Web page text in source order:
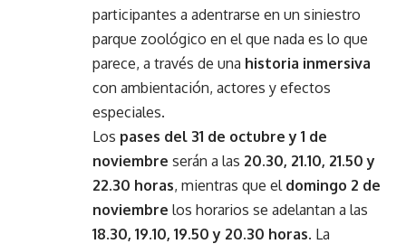
participantes a adentrarse en un siniestro
parque zoológico en el que nada es lo que
parece, a través de una historia inmersiva
con ambientación, actores y efectos
especiales.
Los pases del 31 de octubre y 1 de
noviembre serán a las 20.30, 21.10, 21.50 y
22.30 horas, mientras que el domingo 2 de
noviembre los horarios se adelantan a las
18.30, 19.10, 19.50 y 20.30 horas. La